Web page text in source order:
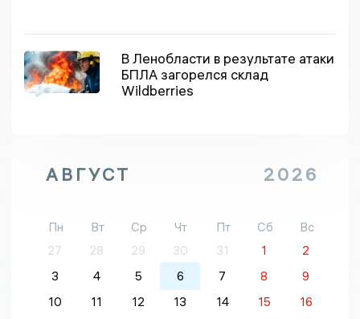
В Ленобласти в результате атаки
БПЛА загорелся склад
Wildberries
АВГУСТ 2026
Пн Вт Ср Чт Пт Сб
Вс
27
28 29 30 31 1
2
3
4 5 6 7 8
9
10
11 12 13 14 15
16